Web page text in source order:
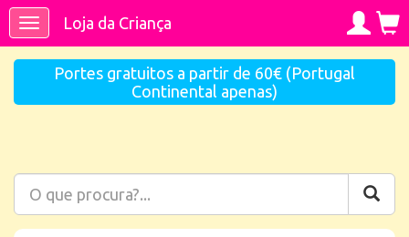
ToggleLoja da Criança
Portes gratuitos a partir de 60€ (Portugal
Continental apenas)